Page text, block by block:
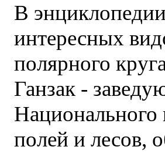
В
интересных
полярного
Ганзак -
полей и лесов,